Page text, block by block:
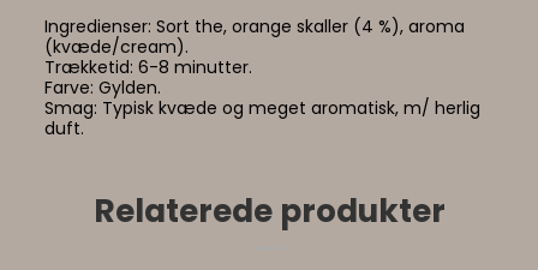
Ingredienser: Sort the, orange skaller (4 %), aroma
(kvæde/cream).
Trækketid: 6-8 minutter.
Farve: Gylden.
Smag: Typisk kvæde og meget aromatisk, m/ herlig
duft.
Relaterede produkter